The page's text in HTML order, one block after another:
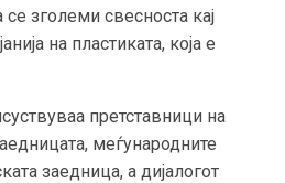
зголеми свесноста кај
на пластиката, која е
претставници на
меѓународните
заедница, а дијалогот